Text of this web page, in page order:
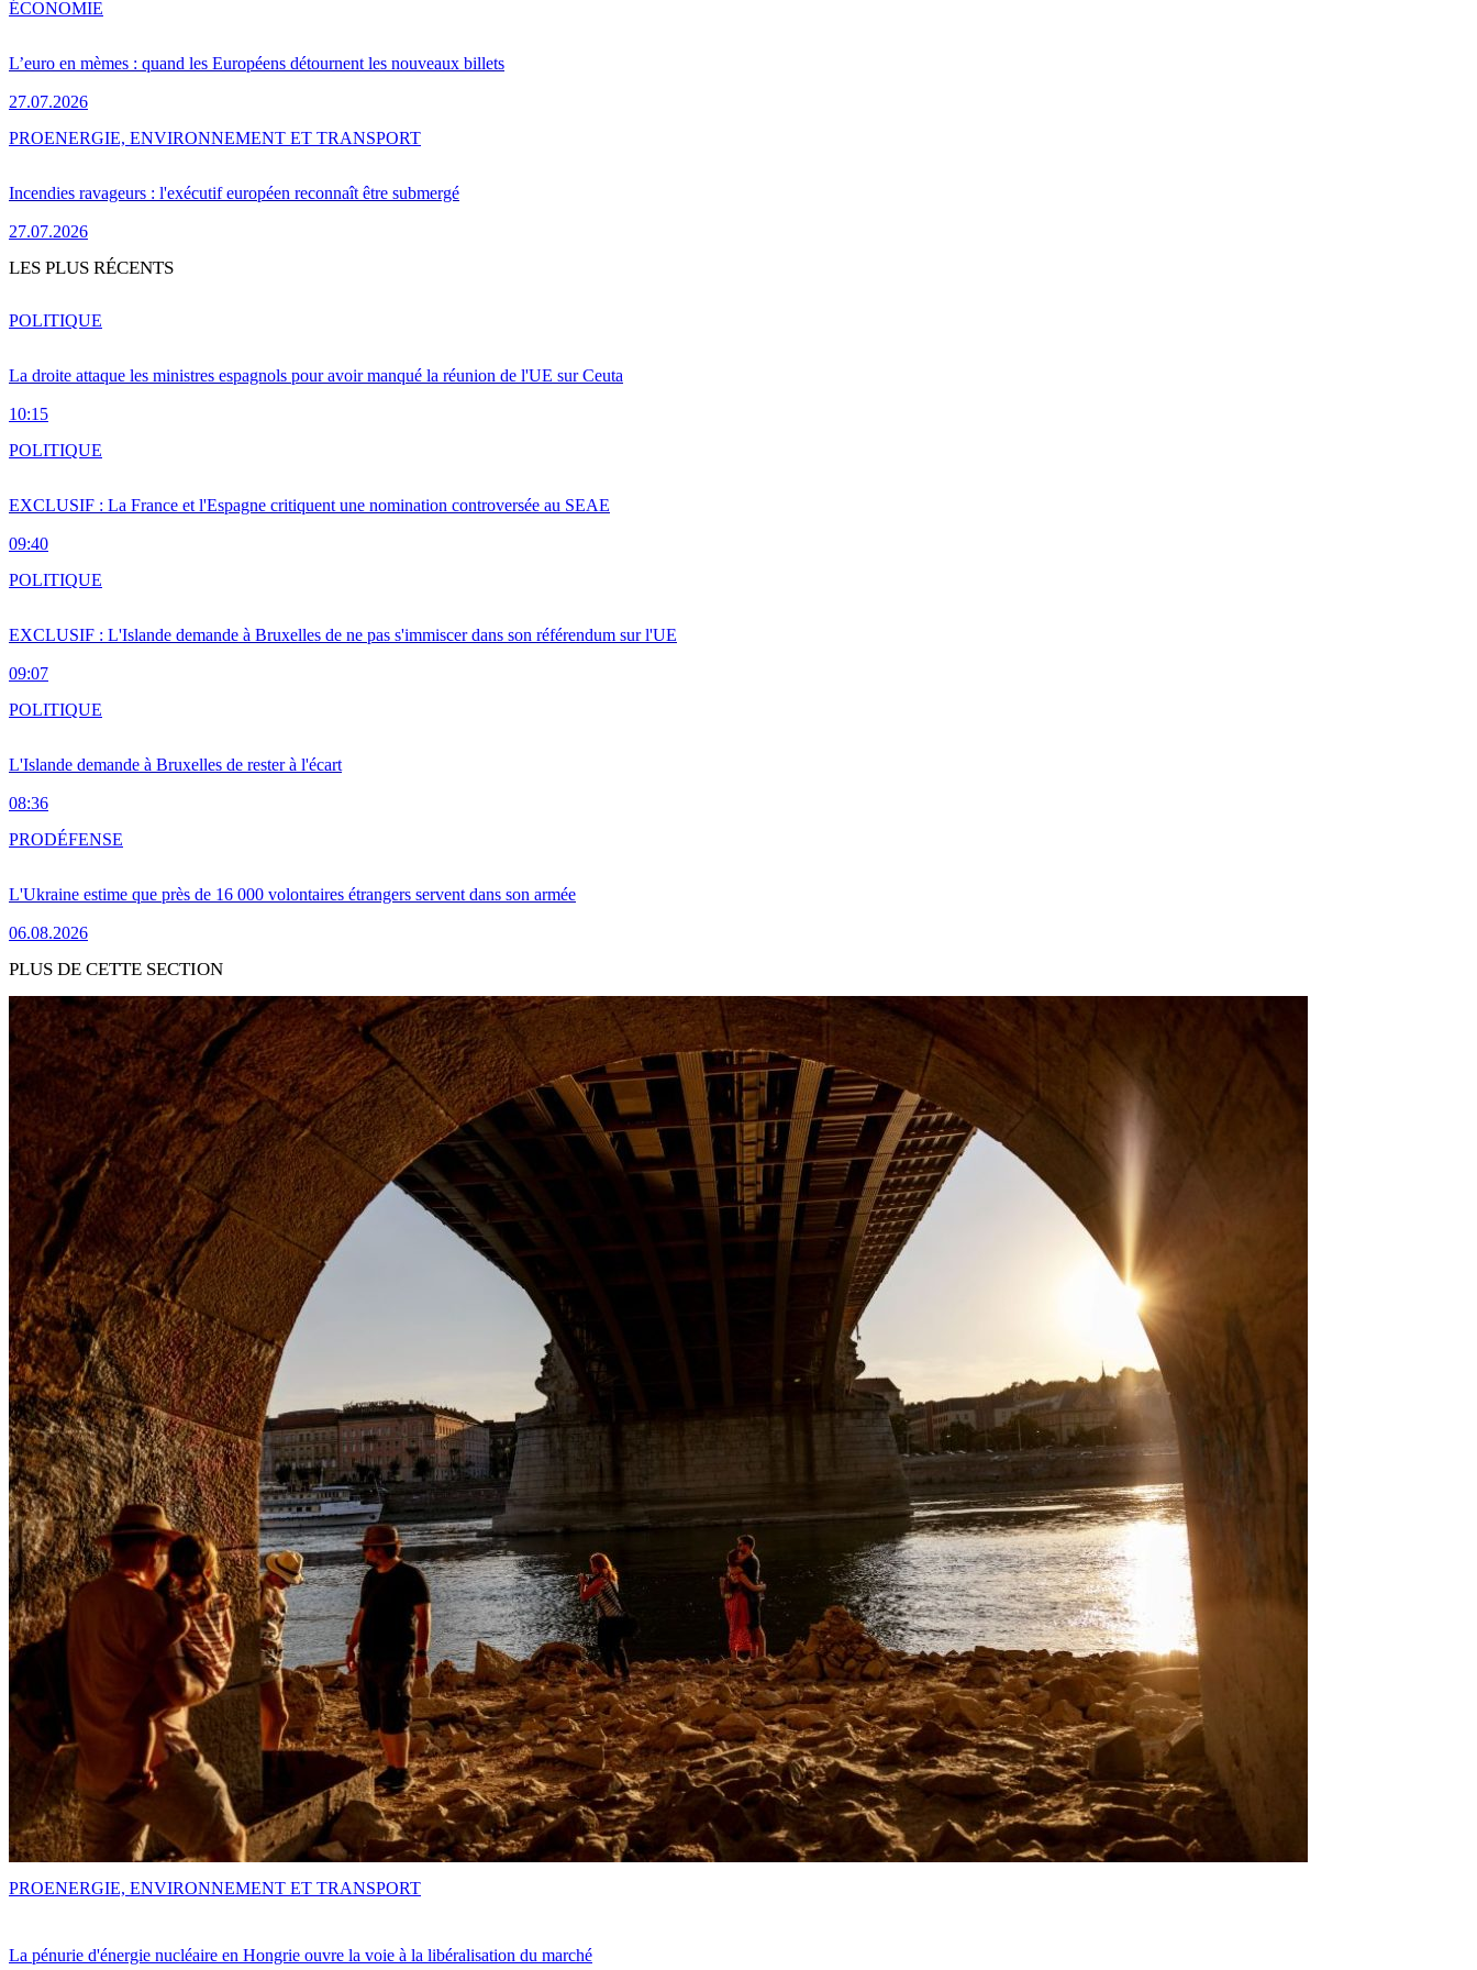
L’euro en mèmes : quand les Européens détournent les nouveaux billets
27.07.2026
ÉCONOMIE
Incendies ravageurs : l'exécutif européen reconnaît être submergé
27.07.2026
PROENERGIE, ENVIRONNEMENT ET TRANSPORT
LES PLUS RÉCENTS
La droite attaque les ministres espagnols pour avoir manqué la réunion de l'UE sur Ceuta
10:15
POLITIQUE
EXCLUSIF : La France et l'Espagne critiquent une nomination controversée au SEAE
09:40
POLITIQUE
EXCLUSIF : L'Islande demande à Bruxelles de ne pas s'immiscer dans son référendum sur l'UE
09:07
POLITIQUE
L'Islande demande à Bruxelles de rester à l'écart
08:36
POLITIQUE
L'Ukraine estime que près de 16 000 volontaires étrangers servent dans son armée
06.08.2026
PRODÉFENSE
PLUS DE CETTE SECTION
La pénurie d'énergie nucléaire en Hongrie ouvre la voie à la libéralisation du marché
PROENERGIE, ENVIRONNEMENT ET TRANSPORT